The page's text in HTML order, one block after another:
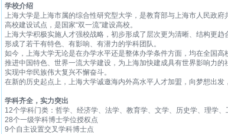
学校介绍
上海大学是上海市属的综合性研究型大学，是教育部与上海市人民政
高校建设试点，是国家“双一流”建设高校。
上海大学积极实施人才强校战略，初步形成了层次更为清晰、结构更
形成了若干有特色、有影响、有潜力的学科团队。
如今，上海大学无论是在办学水平还是整体办学条件方面，均在全国
推进中国特色、世界一流大学建设，为上海加快建成具有世界影响力
实现中华民族伟大复兴不懈奋斗。
在新的历史起点上，上海大学诚邀海内外高水平人才加盟，向梦想出发
学科齐全，实力突出
12个学科门类：哲学、经济学、法学、教育学、文学、历史学、理学、
28个一级学科博士学位授权点
9个自主设置交叉学科博士点